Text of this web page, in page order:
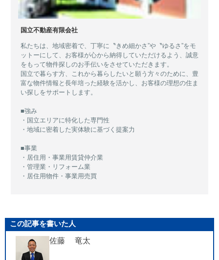
国立不動産有限会社
私たちは、地域密着で、丁寧に〝きめ細かさ”や〝ゆるさ”をモ
ットーにして、お客様が心から納得していただけるよう、誠意
をもって物件探しのお手伝いをさせていただきます。
国立で暮らす方、これから暮らしたいと願う方々のために、豊
富な物件情報と長年培った経験を活かし、お客様の理想の住ま
い探しをサポートします。
■強み
・国立エリアに特化した専門性
・地域に密着した実体験に基づく提案力
■事業
・居住用・事業用賃貸仲介業
・管理業・リフォーム業
・居住用物件・事業用売買
この記事を書いた人
佐藤 竜太